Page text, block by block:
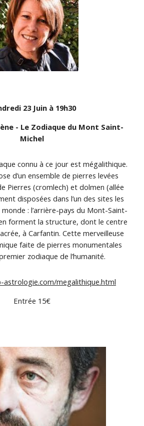
23 Juin à 19h30
- Le Zodiaque du Mont Saint-
Michel
connu à ce jour est mégalithique.
d’un ensemble de pierres levées
Pierres (cromlech) et dolmen (allée
disposées dans l’un des sites les
: l’arrière-pays du Mont-Saint-
forment la structure, dont le centre
à Carfantin. Cette merveilleuse
faite de pierres monumentales
zodiaque de l’humanité.
megalithique.html
Entrée 15€